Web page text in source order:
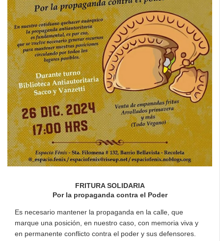
FRITURA SOLIDARIA
Por la propaganda contra el Poder
Es necesario mantener la propaganda en la calle, que
marque una posición, en nuestro caso, con memoria viva y
en permanente conflicto contra el poder y sus defensores.